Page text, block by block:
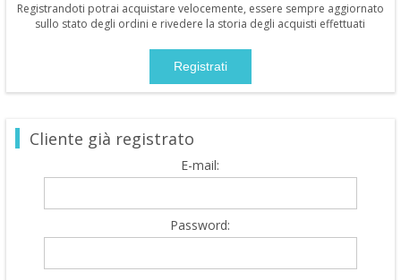
Registrandoti potrai acquistare velocemente, essere sempre aggiornato
sullo stato degli ordini e rivedere la storia degli acquisti effettuati
Cliente già registrato
E-mail:
Password: